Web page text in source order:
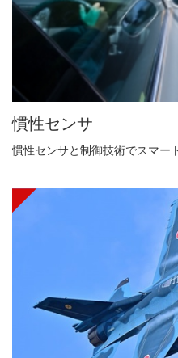
慣性センサ
慣性センサと制御技術でスマー